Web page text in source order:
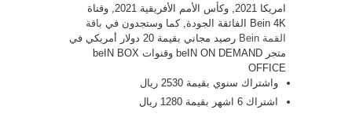
امريكا 2021, وكأس الأمم الأفريقية 2021, وقناة
Bein 4K الفائقة الجودة, كما وستجدون في
باقة
القمة Bein
رصيد مجاني بقيمة 20 دولار أمريكي في
متجر beIN ON DEMAND وقنوات beIN BOX
OFFICE
واشتراك سنوي بقيمة 2530 ريال
اشتراك 6 اشهر بقيمة 1280 ريال